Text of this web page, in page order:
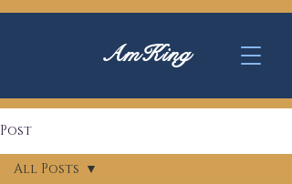
AmKing
Post
All Posts